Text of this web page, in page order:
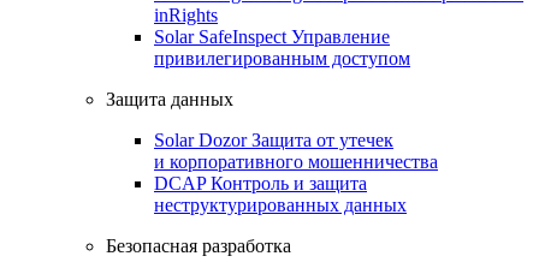
inRights
Solar SafeInspect Управление
привилегированным доступом
Защита данных
Solar DozorЗащита от утечек
и корпоративного мошенничества
DCAPКонтроль и защита
неструктурированных данных
Безопасная разработка